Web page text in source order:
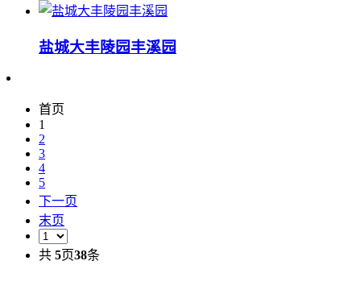
盐城大丰陵园丰溪园
首页
1
2
3
4
5
下一页
末页
共 5页38条